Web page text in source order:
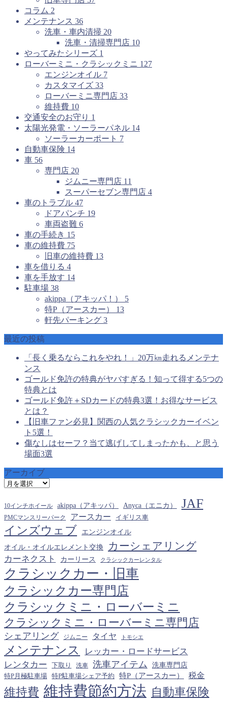
コラム 2
メンテナンス 36
洗車・車内清掃 20
洗車・清掃専門店 10
やってみたシリーズ 1
ローバーミニ・クラシックミニ 127
エンジンオイル 7
カスタマイズ 33
ローバーミニ専門店 33
維持費 10
交通安全のお守り 1
太陽光発電・ソーラーパネル 14
ソーラーカーポート 7
自動車保険 14
車 56
専門店 20
ジムニー専門店 11
スーパーセブン専門店 4
車のトラブル 47
ドアパンチ 19
車両盗難 6
車の手続き 15
車の維持費 75
旧車の維持費 13
車を借りる 4
車を手放す 14
駐車場 38
akippa（アキッパ！） 5
特P（アースカー） 13
軒先パーキング 3
最近の投稿
「長く乗るならこれをやれ！」20万㎞走れるメンテナ
ンス
ゴールド免許の特典がヤバすぎる！知って得する5つの
特典とは
ゴールド免許＋SDカードの特典3選！お得なサービス
とは？
【旧車ファン必見】関西の人気クラシックカーイベン
ト5選！
傷なしはセーフ？当て逃げしてしまったかも、と思う
場面3選
アーカイブ
ア
カ
イ
ブ
10インチホイール akippa（アキッパ） Anyca（エニカ） JAF
PMCマンスリーパーク アースカー イギリス車
インズウェブ エンジンオイル
オイル・オイルエレメント交換 カーシェアリング
カーネクスト カーリース クラシックカーレンタル
クラシックカー・旧車
クラシックカー専門店
クラシックミニ・ローバーミニ
クラシックミニ・ローバーミニ専門店
シェアリング ジムニー タイヤ トモシエ
メンテナンス
レッカー・ロードサービス
レンタカー
下取り 洗車 洗車アイテム
洗車専門店
特P月極駐車場
特P駐車場シェア予約 特P（アースカー） 税金
維持費 維持費節約方法 自動車保険